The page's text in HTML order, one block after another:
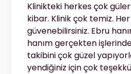
Klinikteki herkes çok
kibar. Klinik çok temiz.
güvenebilirsiniz. Ebru
hanım gerçekten
takibini çok güzel
yendiğiniz için çok